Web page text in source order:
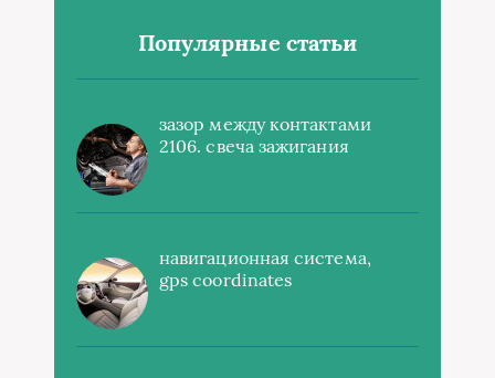
Популярные статьи
зазор между контактами
2106. свеча зажигания
навигационная система,
gps coordinates